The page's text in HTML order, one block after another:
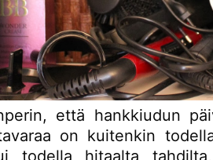
että hankkiudun
on kuitenkin
todella hitaalta